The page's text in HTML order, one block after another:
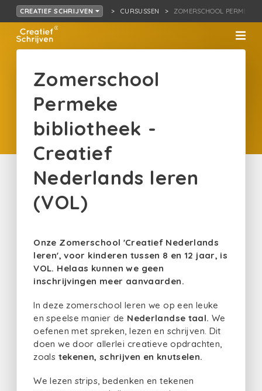
CREATIEF SCHRIJVEN CURSUSSEN ZOMERSCHOOL
Zomerschool
Permeke
bibliotheek -
Creatief
Nederlands leren
(VOL)
Onze Zomerschool 'Creatief Nederlands
leren', voor kinderen tussen 8 en 12 jaar, is
VOL. Helaas kunnen we geen
inschrijvingen meer aanvaarden.
In deze zomerschool leren we op een leuke
en speelse manier de Nederlandse taal. We
oefenen met spreken, lezen en schrijven. Dit
doen we door allerlei creatieve opdrachten,
zoals tekenen, schrijven en knutselen.
We lezen strips, bedenken en tekenen